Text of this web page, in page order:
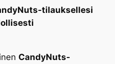
tilauksellesi
CandyNuts-